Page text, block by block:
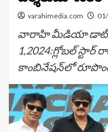
varahimedia.com
వారాహి మీడియా డాట్
1,2024:గ్లోబల్ స్టార్
కాంబినేషన్‌లో